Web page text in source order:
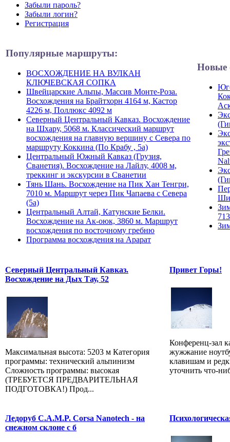
Забыли пароль?
Забыли логин?
Регистрация
Популярные маршруты:
ВОСХОЖДЕНИЕ НА ВУЛКАН
КЛЮЧЕВСКАЯ СОПКА
Швейцарские Альпы, Массив Монте-Роза.
Восхождения на Брайтхорн 4164 м, Кастор
4226 м, Поллюкс 4092 м
Северный Центральный Кавказ. Восхождение
на Шхару, 5068 м. Классический маршрут
восхождения на главную вершину с Севера по
маршруту Коккина (По Крабу , 5а)
Центральный Южный Кавказ (Грузия,
Сванетия). Восхождение на Лайлу, 4008 м,
треккинг и экскурсии в Сванетии
Тянь Шань. Восхождение на Пик Хан Тенгри,
7010 м. Маршрут через Пик Чапаева с Севера
(5а)
Центральный Алтай, Катунские Белки.
Восхождение на Ак-оюк, 3860 м. Маршрут
восхождения по восточному гребню
Программа восхождения на Арарат
Новые
Северный Центральный Кавказ.
Восхождение на Дых Тау, 52
Максимальная высота: 5203 м Категория
программы: технический альпинизм
Сложность программы: высокая
(ТРЕБУЕТСЯ ПРЕДВАРИТЕЛЬНАЯ
ПОДГОТОВКА!) Прод...
Привет Горы!
Конференц-зал
жужжание
клавишам и
уточнить что-
Ледоруб C.A.M.P. Corsa Nanotech - на
снежном склоне с б